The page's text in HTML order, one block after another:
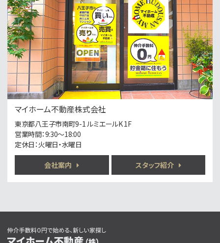
第4位
2,780万円
4ＬＤＫ
八王子駅
バ23分・歩12分
ダイワハウスの軽量鉄骨造・南道路のリフォーム済邸…
第5位
1,988万円
西八王子駅
好◎JR中央線「西八王子駅」徒歩14分（新宿まで…
3,890万円
4ＳＬＤＫ
◎京王高尾線「山田駅」徒歩5分（京王新宿駅まで約…
第7位
マイホーム不動産株式会社
東京都八王子市南町9-1 ルミエールK 1F
営業時間：9:30〜18:00
定休日：火曜日・水曜日
会社案内 スタッフ紹介